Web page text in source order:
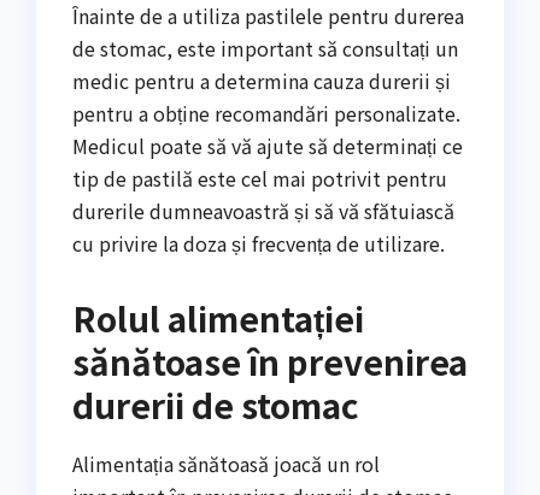
Înainte de a utiliza pastilele pentru durerea
de stomac, este important să consultați un
medic pentru a determina cauza durerii și
pentru a obține recomandări personalizate.
Medicul poate să vă ajute să determinați ce
tip de pastilă este cel mai potrivit pentru
durerile dumneavoastră și să vă sfătuiască
cu privire la doza și frecvența de utilizare.
Rolul alimentației
sănătoase în prevenirea
durerii de stomac
Alimentația sănătoasă joacă un rol